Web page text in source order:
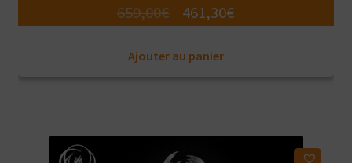
659,00€
Le
initial
461,30€
Ajouter au panier
Ajouter à ma liste d'envies